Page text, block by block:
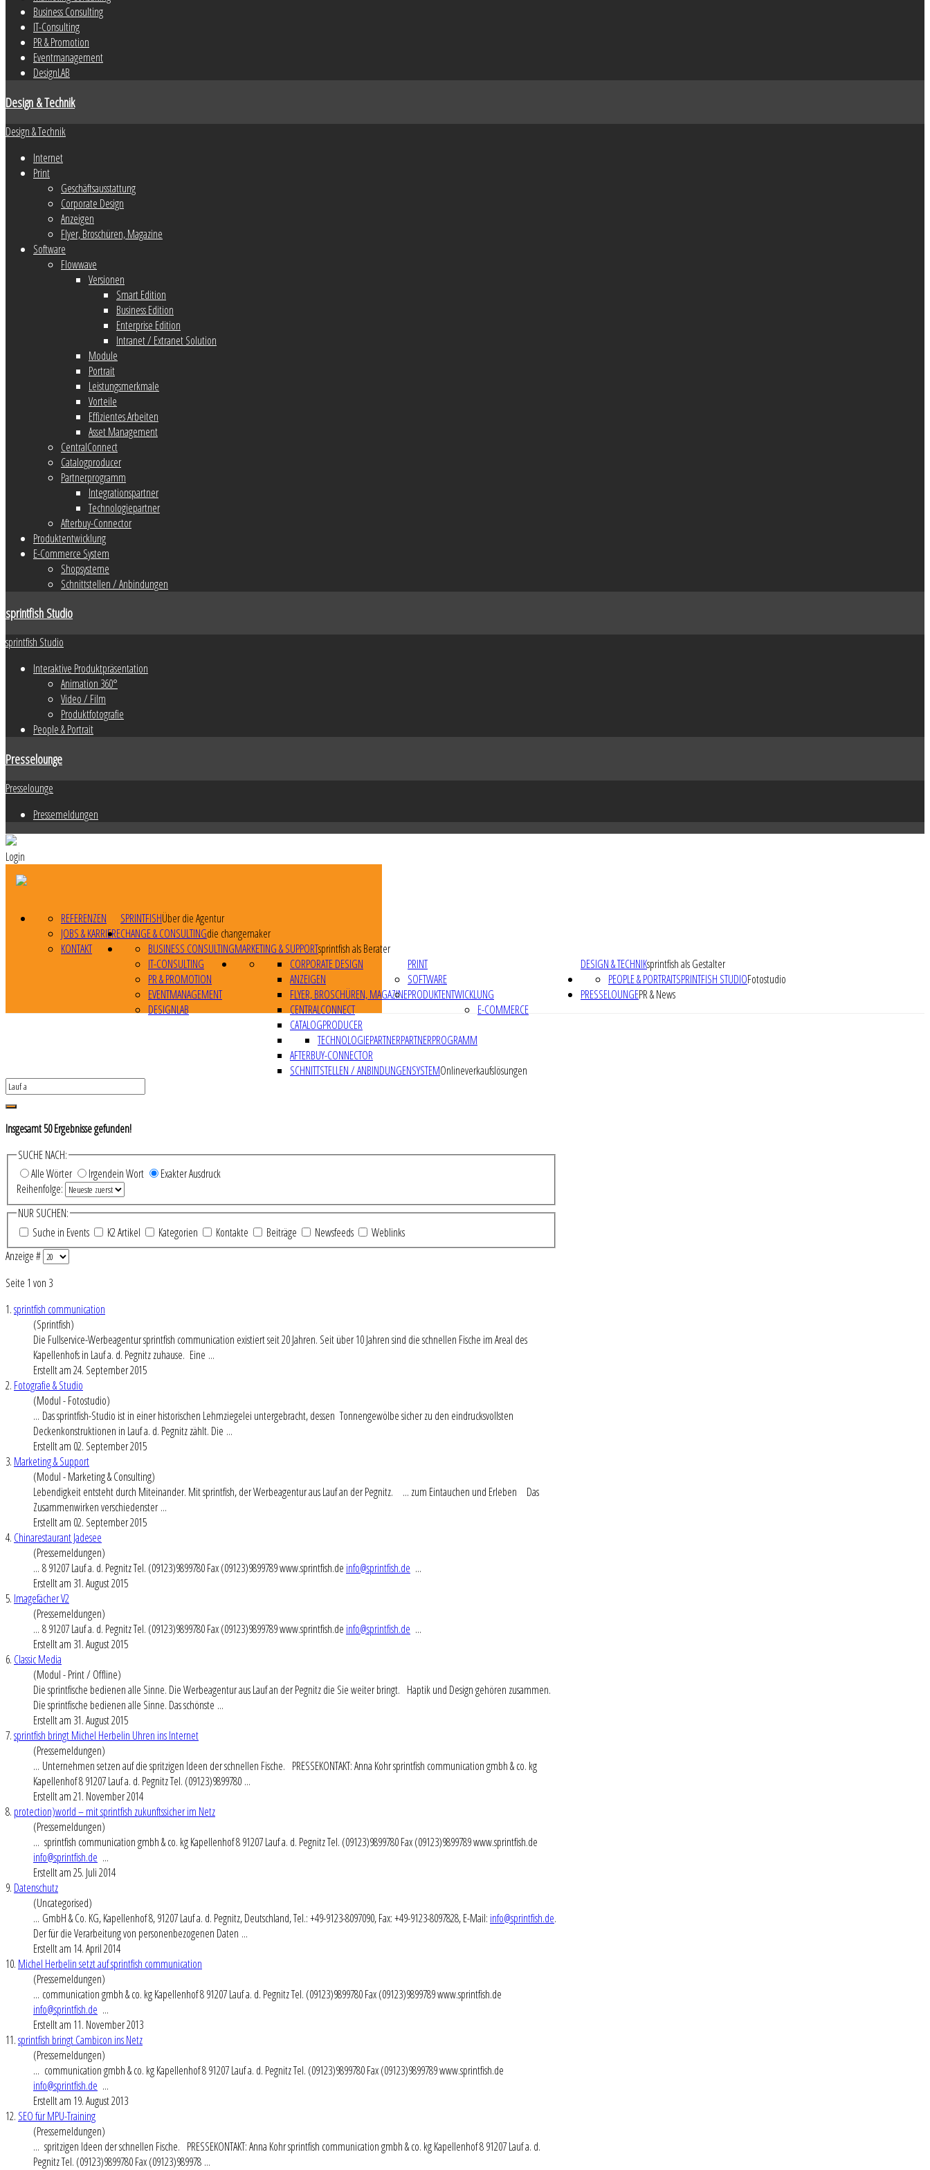
Business Consulting
IT-Consulting
PR & Promotion
Eventmanagement
DesignLAB
Design & Technik
Design & Technik
Internet
Print
Geschäftsausstattung
Corporate Design
Anzeigen
Flyer, Broschüren, Magazine
Software
Flowwave
Versionen
Smart Edition
Business Edition
Enterprise Edition
Intranet / Extranet Solution
Module
Portrait
Leistungsmerkmale
Vorteile
Effizientes Arbeiten
Asset Management
CentralConnect
Catalogproducer
Partnerprogramm
Integrationspartner
Technologiepartner
Afterbuy-Connector
Produktentwicklung
E-Commerce System
Shopsysteme
Schnittstellen / Anbindungen
sprintfish Studio
sprintfish Studio
Interaktive Produktpräsentation
Animation 360°
Video / Film
Produktfotografie
People & Portrait
Presselounge
Presselounge
Pressemeldungen
Login
SPRINTFISHÜber die Agentur
REFERENZEN
JOBS & KARRIERE
KONTAKT
CHANGE & CONSULTINGdie changemaker
MARKETING & SUPPORTsprintfish als Berater
BUSINESS CONSULTING
IT-CONSULTING
PR & PROMOTION
EVENTMANAGEMENT
DESIGNLAB
DESIGN & TECHNIKsprintfish als Gestalter
PRINT
CORPORATE DESIGN
ANZEIGEN
FLYER, BROSCHÜREN, MAGAZINE
SOFTWARE
CENTRALCONNECT
CATALOGPRODUCER
PARTNERPROGRAMM
TECHNOLOGIEPARTNER
AFTERBUY-CONNECTOR
PRODUKTENTWICKLUNG
E-COMMERCE
SYSTEMOnlineverkaufslösungen
SCHNITTSTELLEN / ANBINDUNGEN
SPRINTFISH STUDIOFotostudio
PEOPLE & PORTRAIT
PRESSELOUNGEPR & News
Insgesamt50Ergebnisse gefunden!
SUCHE NACH:
Alle Wörter
Irgendein Wort
Exakter Ausdruck
Reihenfolge:
NUR SUCHEN:
Suche in Events
K2 Artikel Kategorien Kontakte Beiträge Newsfeeds
Weblinks
Anzeige #
Seite 1 von 3
1.sprintfish communication
(Sprintfish)
Die Fullservice-Werbeagentur sprintfish communication existiert seit 20 Jahren. Seit über 10 Jahren sind die schnellen Fische im Areal des
Kapellenhofs in Lauf a. d. Pegnitz zuhause. Eine ...
Erstellt am 24. September 2015
2. Fotografie & Studio
(Modul - Fotostudio)
... Das sprintfish-Studio ist in einer historischen Lehmziegelei untergebracht, dessen Tonnengewölbe sicher zu den eindrucksvollsten
Deckenkonstruktionen in Lauf a. d. Pegnitz zählt. Die ...
Erstellt am 02. September 2015
3. Marketing & Support
(Modul - Marketing & Consulting)
Lebendigkeit entsteht durch Miteinander. Mit sprintfish, der Werbeagentur ausLauf an der Pegnitz. ... zum Eintauchen und Erleben Das
Zusammenwirken verschiedenster ...
Erstellt am 02. September 2015
4. Chinarestaurant Jadesee
(Pressemeldungen)
... 8 91207Lauf a. d. Pegnitz Tel. (09123)9899780 Fax (09123)9899789 www.sprintfish.de info@sprintfish.de ...
Erstellt am 31. August 2015
5. Imagefächer V2
(Pressemeldungen)
... 8 91207Lauf a. d. Pegnitz Tel. (09123)9899780 Fax (09123)9899789 www.sprintfish.de info@sprintfish.de ...
Erstellt am 31. August 2015
6. Classic Media
(Modul - Print / Offline)
Die sprintfische bedienen alle Sinne. Die Werbeagentur ausLauf an der Pegnitz die Sie weiter bringt. Haptik und Design gehören zusammen.
Die sprintfische bedienen alle Sinne. Das schönste ...
Erstellt am 31. August 2015
7.sprintfish bringt Michel Herbelin Uhren ins Internet
(Pressemeldungen)
... Unternehmen setzen auf die spritzigen Ideen der schnellen Fische. PRESSEKONTAKT: Anna Kohr sprintfish communication gmbh & co. kg
Kapellenhof 8 91207Lauf a. d. Pegnitz Tel. (09123)9899780 ...
Erstellt am 21. November 2014
8. protection)world – mit sprintfish zukunftssicher im Netz
(Pressemeldungen)
... sprintfish communication gmbh & co. kg Kapellenhof 8 91207Lauf a. d. Pegnitz Tel. (09123)9899780 Fax (09123)9899789 www.sprintfish.de
info@sprintfish.de ...
Erstellt am 25. Juli 2014
9. Datenschutz
(Uncategorised)
... GmbH & Co. KG, Kapellenhof 8, 91207Lauf a. d. Pegnitz, Deutschland, Tel.: +49-9123-8097090, Fax: +49-9123-8097828, E-Mail: info@sprintfish.de.
Der für die Verarbeitung von personenbezogenen Daten ...
Erstellt am 14. April 2014
10. Michel Herbelin setzt auf sprintfish communication
(Pressemeldungen)
... communication gmbh & co. kg Kapellenhof 8 91207Lauf a. d. Pegnitz Tel. (09123)9899780 Fax (09123)9899789 www.sprintfish.de
info@sprintfish.de ...
Erstellt am 11. November 2013
11.sprintfish bringt Cambicon ins Netz
(Pressemeldungen)
... communication gmbh & co. kg Kapellenhof 8 91207Lauf a. d. Pegnitz Tel. (09123)9899780 Fax (09123)9899789 www.sprintfish.de
info@sprintfish.de ...
Erstellt am 19. August 2013
12. SEO für MPU-Training
(Pressemeldungen)
... spritzigen Ideen der schnellen Fische. PRESSEKONTAKT: Anna Kohr sprintfish communication gmbh & co. kg Kapellenhof 8 91207Lauf a. d.
Pegnitz Tel. (09123)9899780 Fax (09123)989978 ...